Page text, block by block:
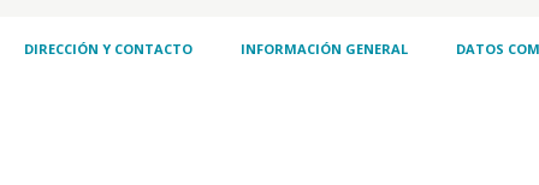
DIRECCIÓN Y CONTACTO INFORMACIÓN GENERAL DATOS